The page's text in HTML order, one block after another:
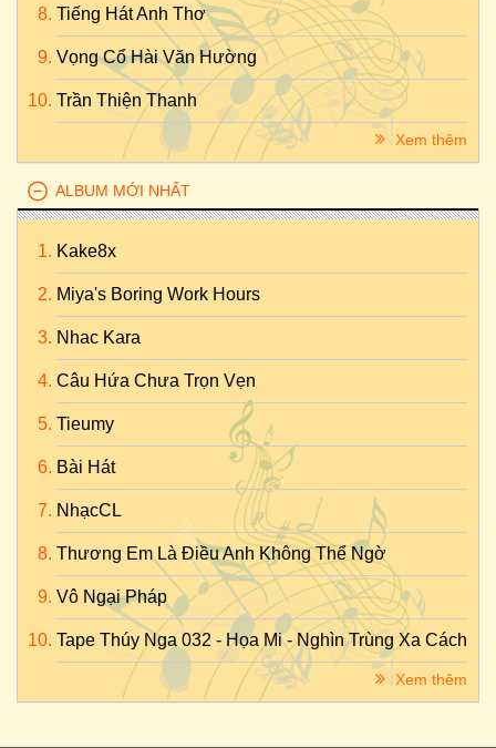
Tiếng Hát Anh Thơ
Vọng Cổ Hài Văn Hường
Trần Thiện Thanh
Xem thêm
ALBUM MỚI NHẤT
Kake8x
Miya's Boring Work Hours
Nhac Kara
Câu Hứa Chưa Trọn Vẹn
Tieumy
Bài Hát
NhạcCL
Thương Em Là Điều Anh Không Thể Ngờ
Vô Ngại Pháp
Tape Thúy Nga 032 - Họa Mi - Nghìn Trùng Xa Cách
Xem thêm